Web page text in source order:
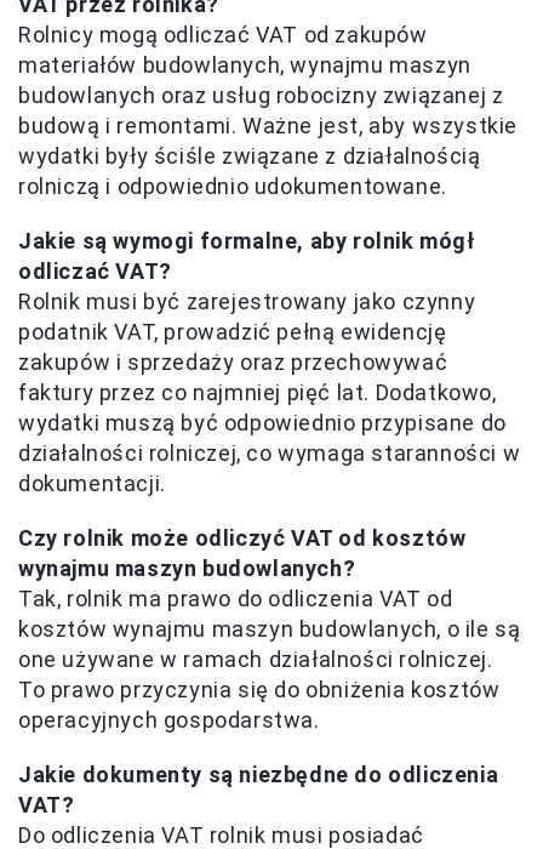
Rolnicy mogą odliczać VAT od zakupów
materiałów budowlanych, wynajmu maszyn
budowlanych oraz usług robocizny związanej z
budową i remontami. Ważne jest, aby wszystkie
wydatki były ściśle związane z działalnością
rolniczą i odpowiednio udokumentowane.
Jakie są wymogi formalne, aby rolnik mógł
odliczać VAT?
Rolnik musi być zarejestrowany jako czynny
podatnik VAT, prowadzić pełną ewidencję
zakupów i sprzedaży oraz przechowywać
faktury przez co najmniej pięć lat. Dodatkowo,
wydatki muszą być odpowiednio przypisane do
działalności rolniczej, co wymaga staranności w
dokumentacji.
Czy rolnik może odliczyć VAT od kosztów
wynajmu maszyn budowlanych?
Tak, rolnik ma prawo do odliczenia VAT od
kosztów wynajmu maszyn budowlanych, o ile są
one używane w ramach działalności rolniczej.
To prawo przyczynia się do obniżenia kosztów
operacyjnych gospodarstwa.
Jakie dokumenty są niezbędne do odliczenia
VAT?
Do odliczenia VAT rolnik musi posiadać